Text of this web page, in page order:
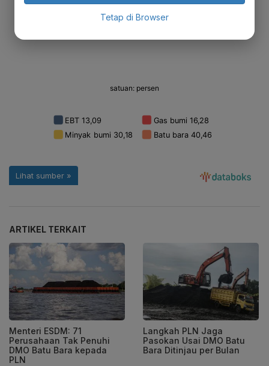
ARTIKEL TERKAIT
Menteri ESDM: 71
Perusahaan Tak Penuhi
DMO Batu Bara kepada
PLN
Langkah PLN Jaga
Pasokan Usai DMO Batu
Bara Ditinjau per Bulan
Tetap di Browser